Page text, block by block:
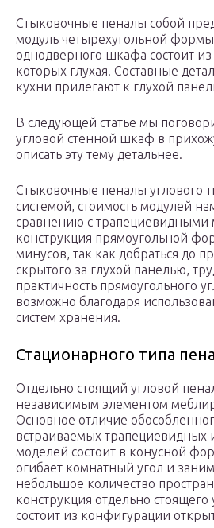
Стыковочные пеналы собой
модуль четырехугольной
однодверного шкафа состоит из
которых глухая. Составные
кухни прилегают к глухой
В следующей статье мы
угловой стенной шкаф в
описать эту тему детальнее.
Стыковочные пеналы углового
системой, стоимость модулей
сравнению с трапециевидными
конструкция прямоугольной
минусов, так как добраться до
скрытого за глухой панелью,
практичность прямоугольного
возможно благодаря
систем хранения.
Стационарного типа
Отдельно стоящий угловой
независимым элементом
Основное отличие
встраиваемых трапециевидных
моделей состоит в конусной
огибает комнатный угол и
небольшое количество
конструкция отдельно стоящего
состоит из конфигурации